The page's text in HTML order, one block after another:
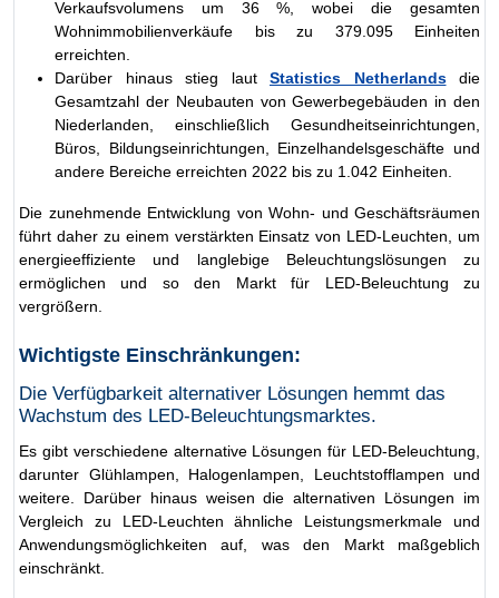
Verkaufsvolumens um 36 %, wobei die gesamten
Wohnimmobilienverkäufe bis zu 379.095 Einheiten
erreichten.
Darüber hinaus stieg laut Statistics Netherlandsdie
Gesamtzahl der Neubauten von Gewerbegebäuden in den
Niederlanden, einschließlich Gesundheitseinrichtungen,
Büros, Bildungseinrichtungen, Einzelhandelsgeschäfte und
andere Bereiche erreichten 2022 bis zu 1.042 Einheiten.
Die zunehmende Entwicklung von Wohn- und Geschäftsräumen
führt daher zu einem verstärkten Einsatz von LED-Leuchten, um
energieeffiziente und langlebige Beleuchtungslösungen zu
ermöglichen und so den Markt für LED-Beleuchtung zu
vergrößern.
Wichtigste Einschränkungen:
Die Verfügbarkeit alternativer Lösungen hemmt das
Wachstum des LED-Beleuchtungsmarktes.
Es gibt verschiedene alternative Lösungen für LED-Beleuchtung,
darunter Glühlampen, Halogenlampen, Leuchtstofflampen und
weitere. Darüber hinaus weisen die alternativen Lösungen im
Vergleich zu LED-Leuchten ähnliche Leistungsmerkmale und
Anwendungsmöglichkeiten auf, was den Markt maßgeblich
einschränkt.